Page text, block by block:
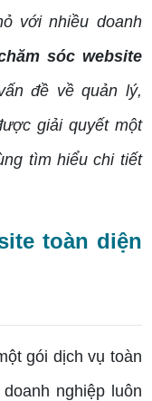
với nhiều doanh
sóc website
đề về quản lý,
giải quyết một
tìm hiểu chi tiết
toàn diện
gói dịch vụ toàn
nghiệp luôn